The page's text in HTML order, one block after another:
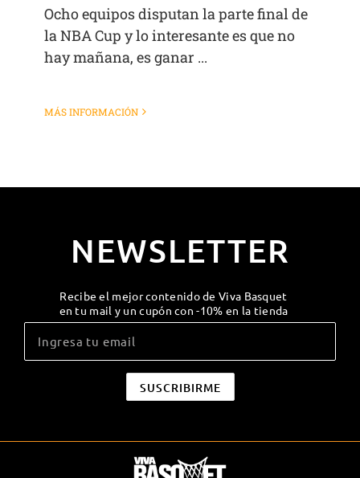
Ocho equipos disputan la parte final de
la NBA Cup y lo interesante es que no
hay mañana, es ganar ...
MÁS INFORMACIÓN
NEWSLETTER
Recibe el mejor contenido de Viva Basquet
en tu mail y un cupón con -10% en la tienda